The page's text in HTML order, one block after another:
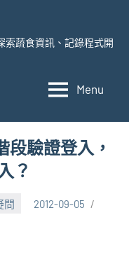
索蔬食資訊、記錄程式開
Menu
段驗證登入，
？
問
2012-09-05